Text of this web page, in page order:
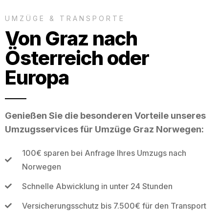
UMZÜGE & TRANSPORTE
Von Graz nach
Österreich oder
Europa
Genießen Sie die besonderen Vorteile unseres
Umzugsservices für Umzüge Graz Norwegen:
100€ sparen bei Anfrage Ihres Umzugs nach
Norwegen
Schnelle Abwicklung in unter 24 Stunden
Versicherungsschutz bis 7.500€ für den Transport